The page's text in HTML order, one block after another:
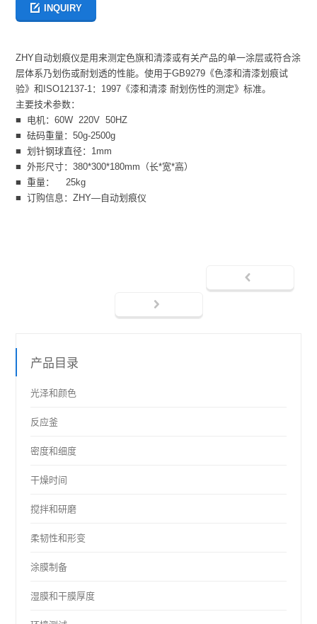
INQUIRY
ZHY自动划痕仪是用来测定色旗和清漆或有关产品的单一涂层或符合涂
层体系乃划伤或耐划透的性能。使用于GB9279《色漆和清漆划痕试
验》和ISO12137-1：1997《漆和清漆 耐划伤性的测定》标准。
主要技术参数：
■ 电机：60W 220V 50HZ
■ 砝码重量：50g-2500g
■ 划针钢球直径：1mm
■ 外形尺寸：380*300*180mm（长*宽*高）
■ 重量： 25kg
■ 订购信息：ZHY—自动划痕仪
产品目录
光泽和颜色
反应釜
密度和细度
干燥时间
搅拌和研磨
柔韧性和形变
涂膜制备
湿膜和干膜厚度